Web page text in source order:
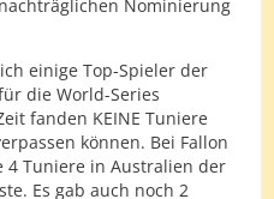
Nominierung
einige Top-Spieler der
die World-Series
fanden KEINE Tuniere
können. Bei Fallon
4 Tuniere in Australien der
Es gab auch noch 2